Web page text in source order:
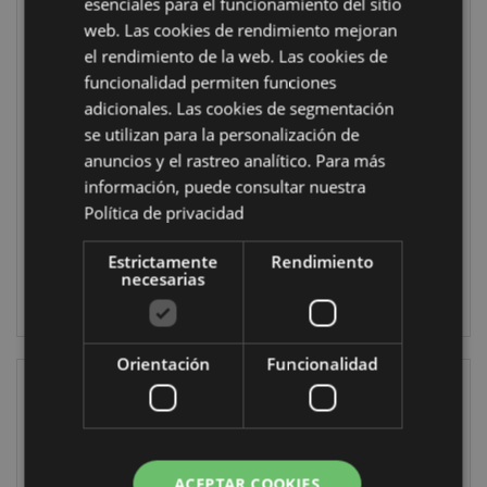
Peluche Estrujable
Marina
KEY204
7896 en stock
INICIAR
SESIÓN
Viaje y Peluche 2
en 1 Swapseazzz
Pez Payaso
Adoramals
Océano
CUSH374
DISPONIBLE:
SESIÓN
web. Las cookies de rendimiento mejoran
el rendimiento de la web. Las cookies de
funcionalidad permiten funciones
adicionales. Las cookies de segmentación
se utilizan para la personalización de
anuncios y el rastreo analítico. Para más
información, puede consultar nuestra
Política de privacidad
Estrictamente
necesarias
Rendimiento
Orientación Funcionalidad